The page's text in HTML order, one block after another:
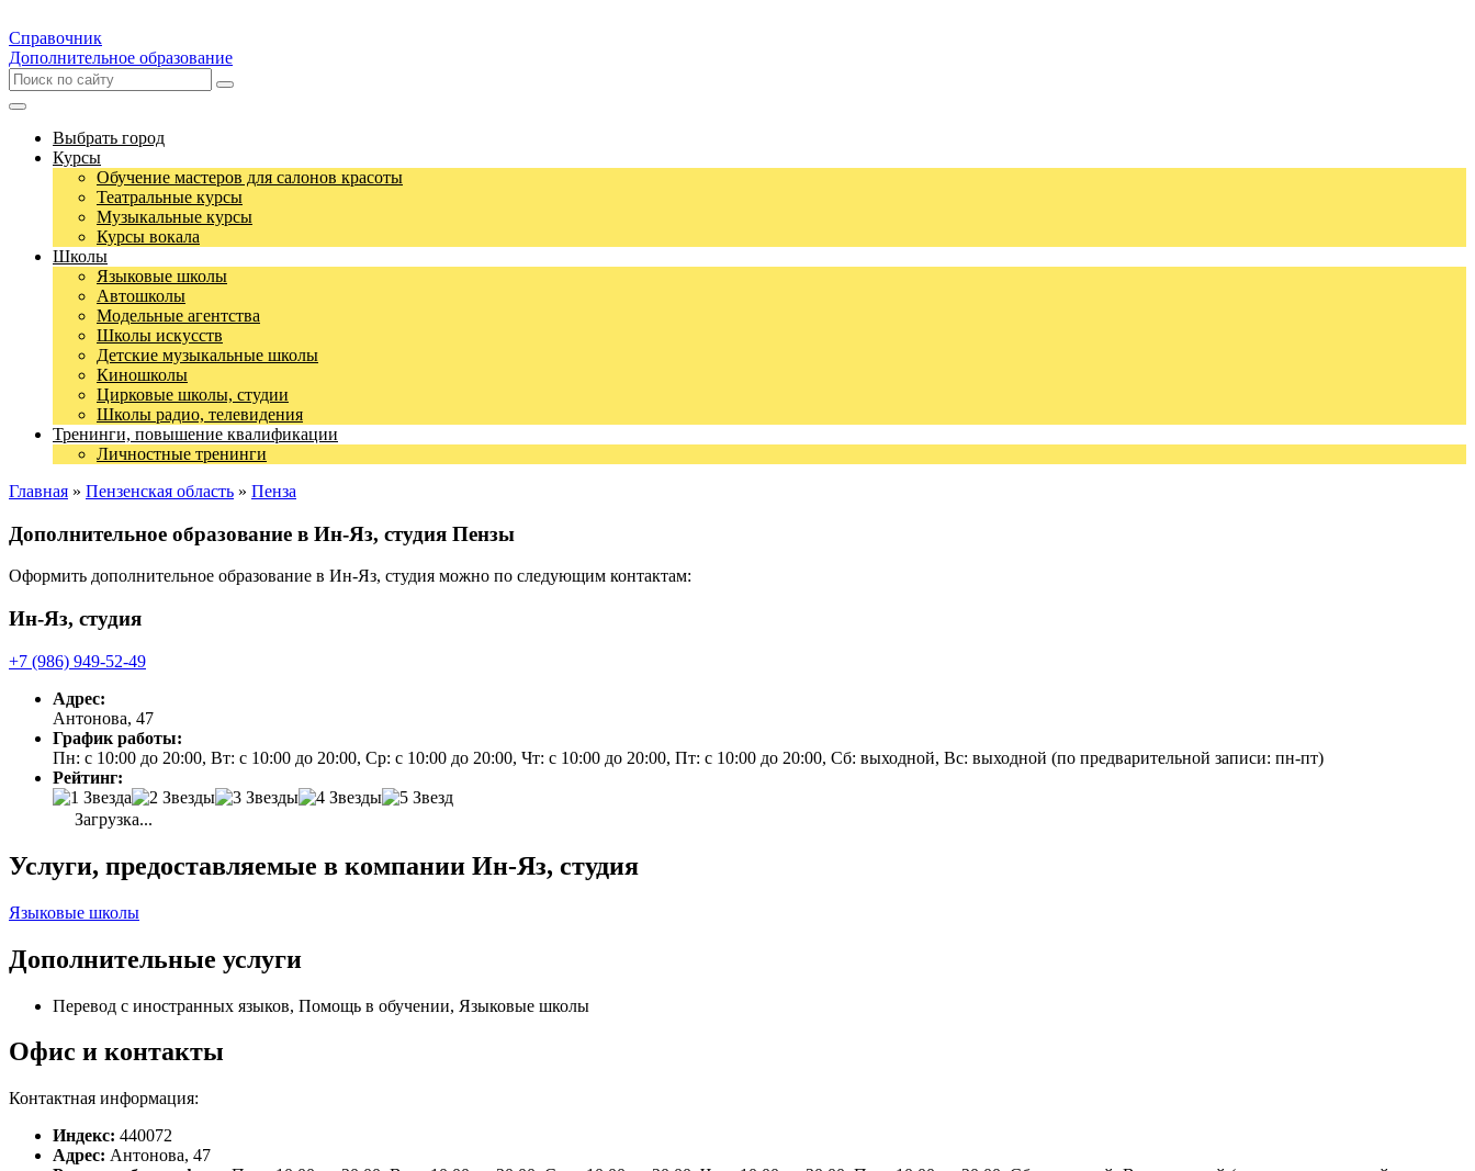
Справочник
Дополнительное образование
Выбрать город
Курсы
Обучение мастеров для салонов красоты
Театральные курсы
Музыкальные курсы
Курсы вокала
Школы
Языковые школы
Автошколы
Модельные агентства
Школы искусств
Детские музыкальные школы
Киношколы
Цирковые школы, студии
Школы радио, телевидения
Тренинги, повышение квалификации
Личностные тренинги
Главная » Пензенская область » Пенза
Дополнительное образование в Ин-Яз, студия Пензы
Оформить дополнительное образование в Ин-Яз, студия можно по следующим контактам:
Ин-Яз, студия
+7 (986) 949-52-49
Адрес:
Антонова, 47
График работы:
Пн: с 10:00 до 20:00, Вт: с 10:00 до 20:00, Ср: с 10:00 до 20:00, Чт: с 10:00 до 20:00, Пт: с 10:00 до 20:00, Сб: выходной, Вс: выходной (по предварительной записи: пн-пт)
Рейтинг:
Загрузка...
Услуги, предоставляемые в компании Ин-Яз, студия
Языковые школы
Дополнительные услуги
Перевод с иностранных языков, Помощь в обучении, Языковые школы
Офис и контакты
Контактная информация:
Индекс: 440072
Адрес: Антонова, 47